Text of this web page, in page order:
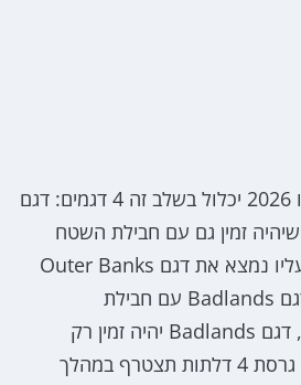
היצע דגמי פורד ברונקו 2026 יכלול בשלב זה 4 דגמים: דגם
הבסיס Big Bend 4D שיהיה זמין גם עם חבילת השטח
Black Diamond , מעליו נמצא את דגם Outer Banks
4D ובקצה נמצא את דגם Badlands עם חבילת
Sasquatch. בשלב זה, דגם Badlands יהיה זמין רק
במרכב 2 דלתות כאשר גרסת 4 דלתות תצטרף במהלך